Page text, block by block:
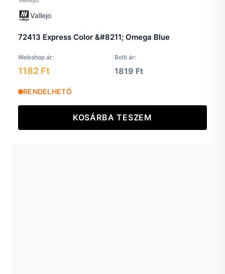
Vallejo
72413 Express Color &#8211; Omega Blue
Webshop ár: Bolti ár:
1182 Ft 1819 Ft
RENDELHETŐ
KOSÁRBA TESZEM